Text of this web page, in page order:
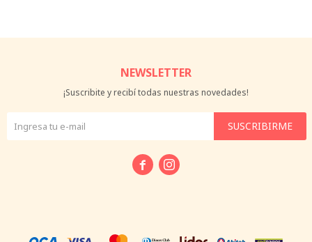
NEWSLETTER
¡Suscribite y recibí todas nuestras novedades!
SUSCRIBIRME
 